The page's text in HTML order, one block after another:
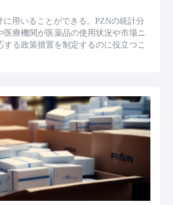
に用いることができる。PZNの統計分
医療機関が医薬品の使用状況や市場ニ
する政策措置を制定するのに役立つこ